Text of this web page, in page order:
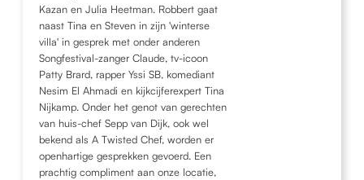
Kazan en Julia Heetman. Robbert gaat
naast Tina en Steven in zijn 'winterse
villa' in gesprek met onder anderen
Songfestival-zanger Claude, tv-icoon
Patty Brard, rapper Yssi SB, komediant
Nesim El Ahmadi en kijkcijferexpert Tina
Nijkamp. Onder het genot van gerechten
van huis-chef Sepp van Dijk, ook wel
bekend als A Twisted Chef, worden er
openhartige gesprekken gevoerd. Een
prachtig compliment aan onze locatie,